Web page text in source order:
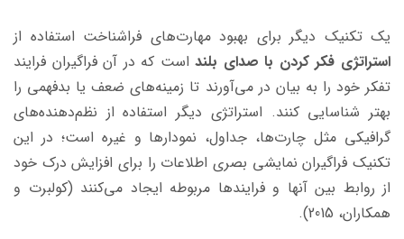
یک تکنیک‌ دیگر برای بهبود مهارت‌های فراشناخت استفاده از
استراتژی‌ فکر کردن با صدای بلنداست که در آن فراگیران فرایند
تفکر خود را به بیان در می‌آورند تا زمینه‌های ضعف یا بدفهمی را
بهتر شناسایی کنند. استراتژی دیگر استفاده از نظم‌دهنده‌‌های
گرافیکی مثل چارت‌ها، جداول، نمودارها و غیره است؛ در این
تکنیک فراگیران نمایشی بصری اطلاعات را برای افزایش درک خود
از روابط بین آنها و فرایندها مربوطه ایجاد می‌کنند (کولبرت و
همکاران، 2015).